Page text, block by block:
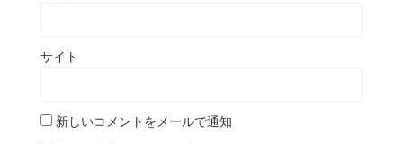
サイト
新しいコメントをメールで通知